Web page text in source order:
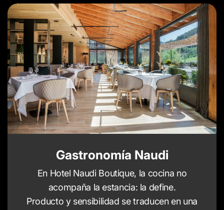
Gastronomía Naudi
En Hotel Naudi Boutique, la cocina no
acompaña la estancia: la define.
Producto y sensibilidad se traducen en una